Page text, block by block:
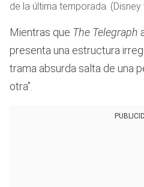
de la última temporada. (Disney
Mientras que The Telegraph
presenta una estructura
trama absurda salta de una
otra”.